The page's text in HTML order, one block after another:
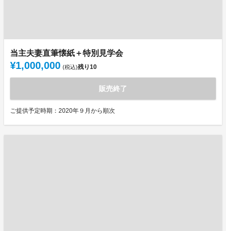
当主夫妻直筆懐紙＋特別見学会
¥1,000,000 (税込)残り10
販売終了
ご提供予定時期：2020年９月から順次